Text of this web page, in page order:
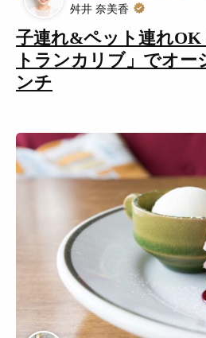
子連れ&ペット連れOK
トランカリブ」でオー
ンチ
舛井 奈美香